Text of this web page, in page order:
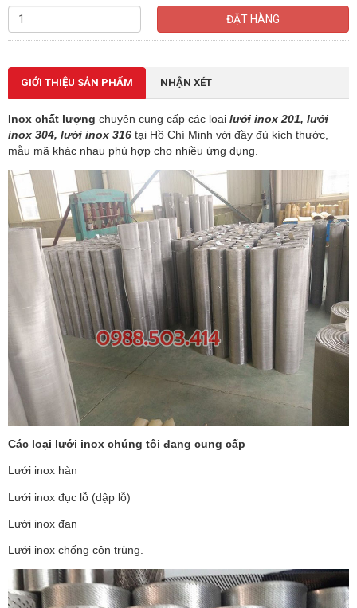
ĐẶT HÀNG
GIỚI THIỆU SẢN PHẨM NHẬN XÉT
Inox chất lượng chuyên cung cấp các loại lưới inox 201, lưới
inox 304, lưới inox 316 tại Hồ Chí Minh với đầy đủ kích thước,
mẫu mã khác nhau phù hợp cho nhiều ứng dụng.
Các loại lưới inox chúng tôi đang cung cấp
Lưới inox hàn
Lưới inox đục lỗ (dập lỗ)
Lưới inox đan
Lưới inox chống côn trùng.